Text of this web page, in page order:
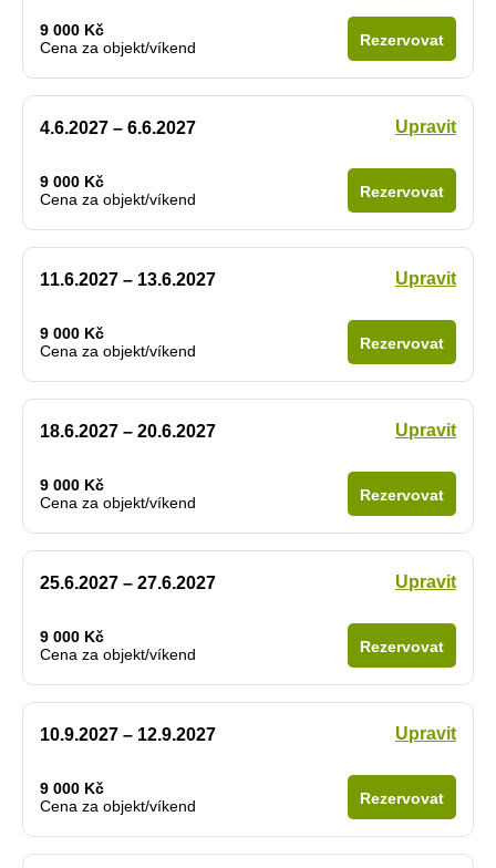
9 000 Kč
Cena za objekt/víkend
Rezervovat
4.6.2027 – 6.6.2027 Upravit
9 000 Kč
Cena za objekt/víkend
Rezervovat
11.6.2027 – 13.6.2027 Upravit
9 000 Kč
Cena za objekt/víkend
Rezervovat
18.6.2027 – 20.6.2027 Upravit
9 000 Kč
Cena za objekt/víkend
Rezervovat
25.6.2027 – 27.6.2027 Upravit
9 000 Kč
Cena za objekt/víkend
Rezervovat
10.9.2027 – 12.9.2027 Upravit
9 000 Kč
Cena za objekt/víkend
Rezervovat